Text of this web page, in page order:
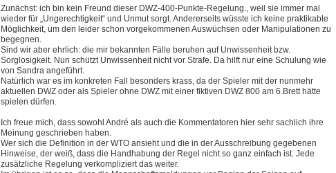
Zunächst: ich bin kein Freund dieser DWZ-400-Punkte-Regelung., weil sie immer mal
wieder für „Ungerechtigkeit“ und Unmut sorgt. Andererseits wüsste ich keine praktikable
Möglichkeit, um den leider schon vorgekommenen Auswüchsen oder Manipulationen zu
begegnen.
Sind wir aber ehrlich: die mir bekannten Fälle beruhen auf Unwissenheit bzw.
Sorglosigkeit. Nun schützt Unwissenheit nicht vor Strafe. Da hilft nur eine Schulung wie
von Sandra angeführt.
Natürlich war es im konkreten Fall besonders krass, da der Spieler mit der nunmehr
aktuellen DWZ oder als Spieler ohne DWZ mit einer fiktiven DWZ 800 am 6.Brett hätte
spielen dürfen.
Ich freue mich, dass sowohl André als auch die Kommentatoren hier sehr sachlich ihre
Meinung geschrieben haben.
Wer sich die Definition in der WTO ansieht und die in der Ausschreibung gegebenen
Hinweise, der weiß, dass die Handhabung der Regel nicht so ganz einfach ist. Jede
zusätzliche Regelung verkompliziert das weiter.